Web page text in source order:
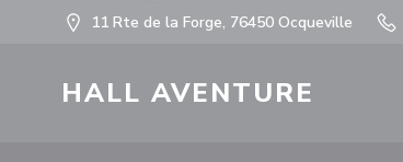
11 Rte de la Forge, 76450 Ocqueville
HALL AVENTURE